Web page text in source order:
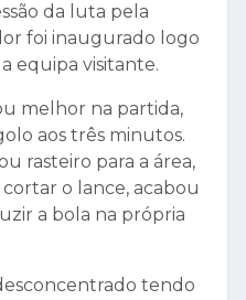
da luta pela
foi inaugurado logo
equipa visitante.
melhor na partida,
aos três minutos.
rasteiro para a área,
o lance, acabou
a bola na própria
tendo